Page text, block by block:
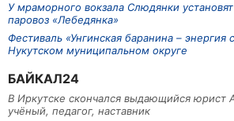
У мраморного вокзала Слюдянки
паровоз «Лебедянка»
Фестиваль «Унгинская баранина – энергия
Нукутском муниципальном округе
БАЙКАЛ24
В Иркутске скончался выдающийся юрист
учёный, педагог, наставник